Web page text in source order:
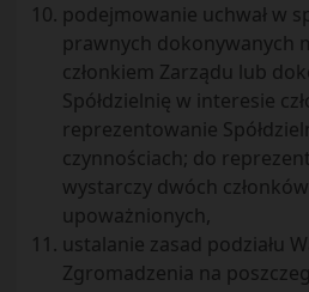
podejmowanie uchwał w
prawnych dokonywanych
członkiem Zarządu lub
Spółdzielnię w interesie
reprezentowanie
czynnościach; do
wystarczy dwóch
upoważnionych,
ustalanie zasad podziału
Zgromadzenia na